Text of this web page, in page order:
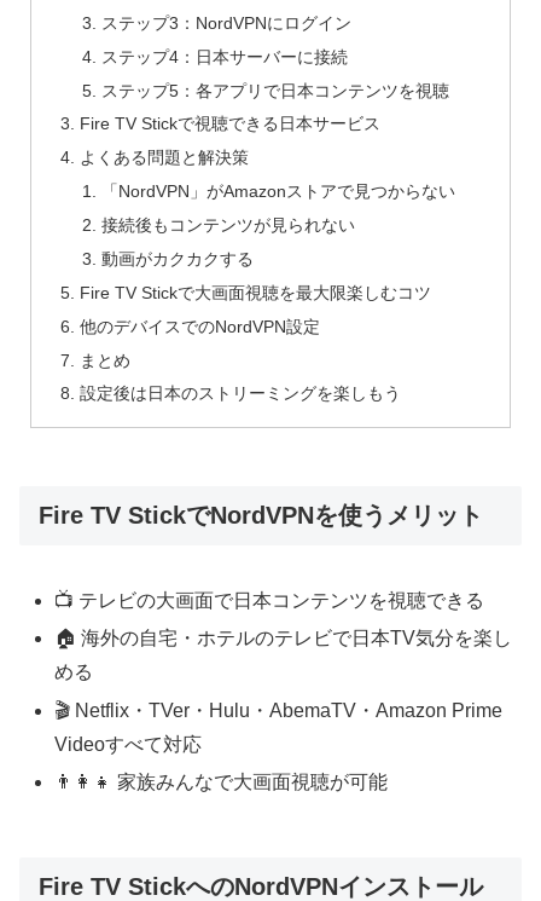
ステップ3：NordVPNにログイン
ステップ4：日本サーバーに接続
ステップ5：各アプリで日本コンテンツを視聴
Fire TV Stickで視聴できる日本サービス
よくある問題と解決策
「NordVPN」がAmazonストアで見つからない
接続後もコンテンツが見られない
動画がカクカクする
Fire TV Stickで大画面視聴を最大限楽しむコツ
他のデバイスでのNordVPN設定
まとめ
設定後は日本のストリーミングを楽しもう
Fire TV StickでNordVPNを使うメリット
📺 テレビの大画面で日本コンテンツを視聴できる
🏠 海外の自宅・ホテルのテレビで日本TV気分を楽し
める
🎬 Netflix・TVer・Hulu・AbemaTV・Amazon Prime
Videoすべて対応
👨‍👩‍👧 家族みんなで大画面視聴が可能
Fire TV StickへのNordVPNインストール